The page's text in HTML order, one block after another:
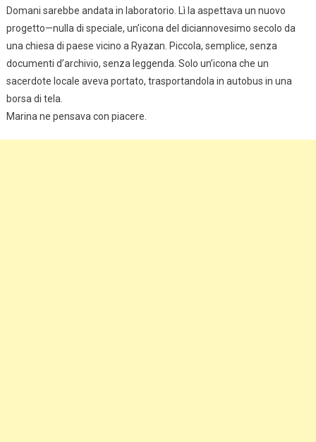
Domani sarebbe andata in laboratorio. Lì la aspettava un nuovo
progetto—nulla di speciale, un’icona del diciannovesimo secolo da
una chiesa di paese vicino a Ryazan. Piccola, semplice, senza
documenti d’archivio, senza leggenda. Solo un’icona che un
sacerdote locale aveva portato, trasportandola in autobus in una
borsa di tela.
Marina ne pensava con piacere.